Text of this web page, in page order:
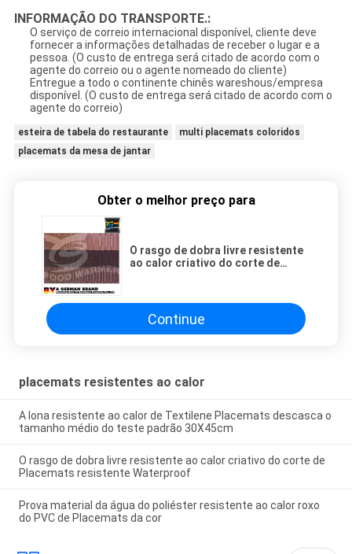
INFORMAÇÃO DO TRANSPORTE.:
O serviço de correio internacional disponível, cliente deve
fornecer a informações detalhadas de receber o lugar e a
pessoa. (O custo de entrega será citado de acordo com o
agente do correio ou o agente nomeado do cliente)
Entregue a todo o continente chinês wareshous/empresa
disponível. (O custo de entrega será citado de acordo com o
agente do correio)
esteira de tabela do restaurante
multi placemats coloridos
placemats da mesa de jantar
Obter o melhor preço para
O rasgo de dobra livre resistente
ao calor criativo do corte de
Continue
placemats resistentes ao calor
A lona resistente ao calor de Textilene Placemats descasca o
tamanho médio do teste padrão 30X45cm
O rasgo de dobra livre resistente ao calor criativo do corte de
Placemats resistente Waterproof
Prova material da água do poliéster resistente ao calor roxo
do PVC de Placemats da cor